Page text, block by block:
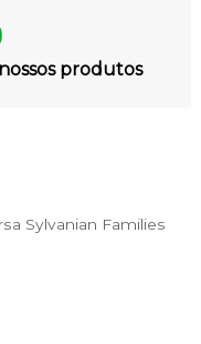
produtos
Sylvanian Families